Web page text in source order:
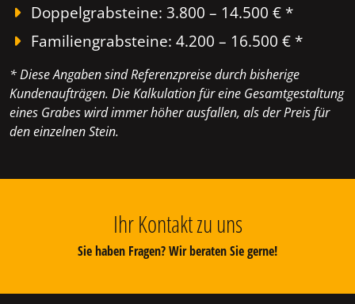
Doppelgrabsteine: 3.800 – 14.500 € *
Familiengrabsteine: 4.200 – 16.500 € *
* Diese Angaben sind Referenzpreise durch bisherige
Kundenaufträgen. Die Kalkulation für eine Gesamtgestaltung
eines Grabes wird immer höher ausfallen, als der Preis für
den einzelnen Stein.
Ihr Kontakt zu uns
Sie haben Fragen? Wir beraten Sie gerne!